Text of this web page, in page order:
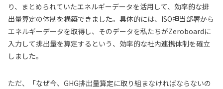
り、まとめられていたエネルギーデータを活用して、効率的な排
出量算定の体制を構築できました。具体的には、ISO担当部署から
エネルギーデータを取得し、そのデータを私たちがZeroboardに
入力して排出量を算定するという、効率的な社内連携体制を確立
しました。
ただ、「なぜ今、GHG排出量算定に取り組まなければならないの